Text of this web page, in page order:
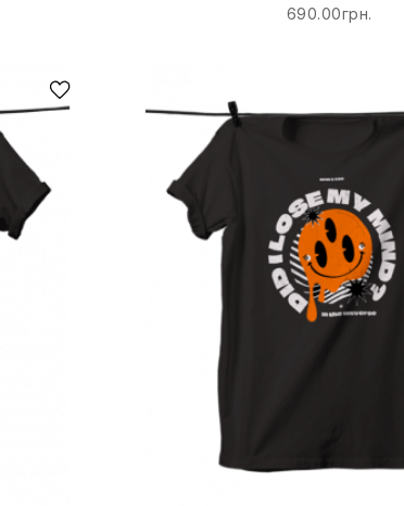
690.00грн.